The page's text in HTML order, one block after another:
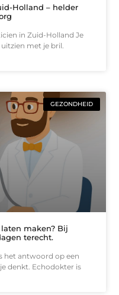
Holland – helder
in Zuid-Holland Je
met je bril.
GEZONDHEID
maken? Bij
terecht.
het antwoord op een
denkt. Echodokter is